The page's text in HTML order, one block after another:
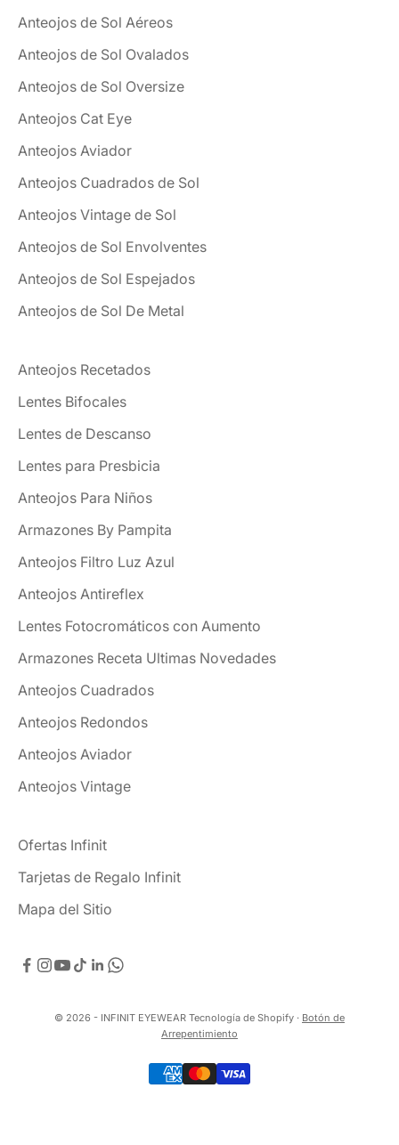
Anteojos de Sol Aéreos
Anteojos de Sol Ovalados
Anteojos de Sol Oversize
Anteojos Cat Eye
Anteojos Aviador
Anteojos Cuadrados de Sol
Anteojos Vintage de Sol
Anteojos de Sol Envolventes
Anteojos de Sol Espejados
Anteojos de Sol De Metal
Anteojos Recetados
Lentes Bifocales
Lentes de Descanso
Lentes para Presbicia
Anteojos Para Niños
Armazones By Pampita
Anteojos Filtro Luz Azul
Anteojos Antireflex
Lentes Fotocromáticos con Aumento
Armazones Receta Ultimas Novedades
Anteojos Cuadrados
Anteojos Redondos
Anteojos Aviador
Anteojos Vintage
Ofertas Infinit
Tarjetas de Regalo Infinit
Mapa del Sitio
© 2026 - INFINIT EYEWEAR Tecnología de Shopify · Botón de
Arrepentimiento